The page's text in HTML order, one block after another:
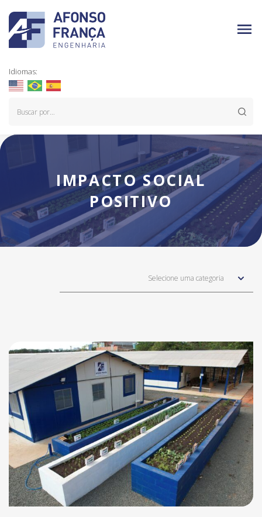
Idiomas:
IMPACTO SOCIAL
POSITIVO
Selecione uma categoria